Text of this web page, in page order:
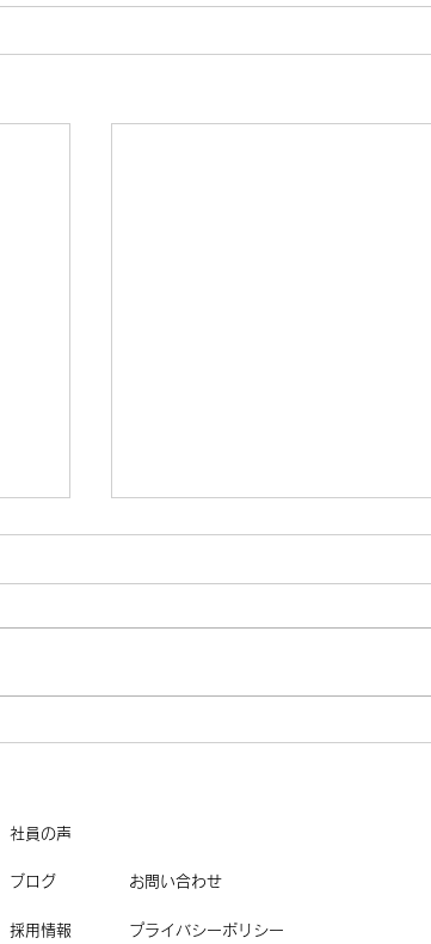
久しぶりの更新です🙌
社員の声
ブログ
採用情報
お問い合わせ
プライバシーポリシー